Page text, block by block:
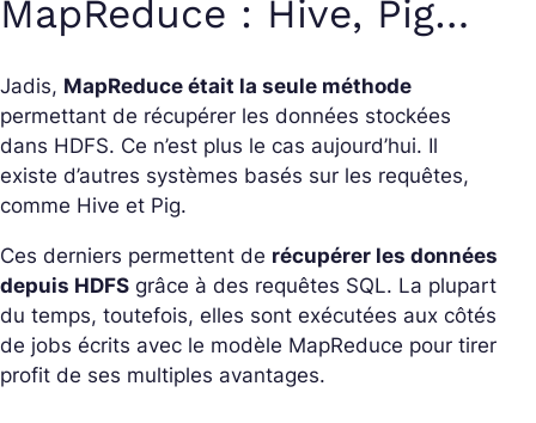
MapReduce : Hive, Pig…
Jadis, MapReduce était la seule méthode
permettant de récupérer les données stockées
dans HDFS. Ce n’est plus le cas aujourd’hui. Il
existe d’autres systèmes basés sur les requêtes,
comme Hive et Pig.
Ces derniers permettent de récupérer les données
depuis HDFS grâce à des requêtes SQL. La plupart
du temps, toutefois, elles sont exécutées aux côtés
de jobs écrits avec le modèle MapReduce pour tirer
profit de ses multiples avantages.